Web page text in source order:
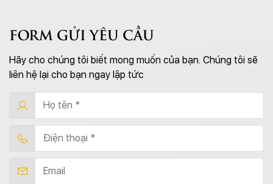
FORM GỬI YÊU CẦU
Hãy cho chúng tôi biết mong muốn của bạn. Chúng tôi sẽ
liên hệ lại cho bạn ngay lập tức